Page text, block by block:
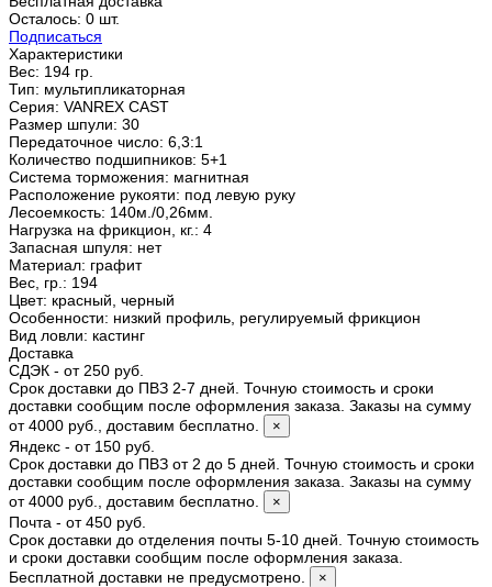
Осталось: 0 шт.
Подписаться
Характеристики
Вес: 194 гр.
Тип: мультипликаторная
Серия: VANREX CAST
Размер шпули: 30
Передаточное число: 6,3:1
Количество подшипников: 5+1
Система торможения: магнитная
Расположение рукояти: под левую руку
Лесоемкость: 140м./0,26мм.
Нагрузка на фрикцион, кг.: 4
Запасная шпуля: нет
Материал: графит
Вес, гр. : 194
Цвет: красный, черный
Особенности: низкий профиль, регулируемый фрикцион
Вид ловли: кастинг
Доставка
СДЭК - от 250 руб.
Срок доставки до ПВЗ 2-7 дней. Точную стоимость и сроки
доставки сообщим после оформления заказа. Заказы на сумму
от 4000 руб., доставим бесплатно.
×
Яндекс - от 150 руб.
Срок доставки до ПВЗ от 2 до 5 дней. Точную стоимость и сроки
доставки сообщим после оформления заказа. Заказы на сумму
от 4000 руб., доставим бесплатно.
×
Почта - от 450 руб.
Срок доставки до отделения почты 5-10 дней. Точную стоимость
и сроки доставки сообщим после оформления заказа.
Бесплатной доставки не предусмотрено.
×